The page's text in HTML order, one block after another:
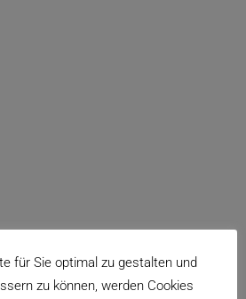
für Sie optimal zu gestalten und
zu können, werden Cookies